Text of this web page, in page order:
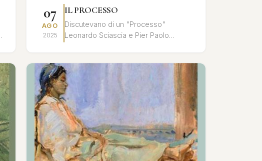
07
AGO
2025
IL PROCESSO
Discutevano di un "Processo"
Leonardo Sciascia e Pier Paolo
processo all'inte...